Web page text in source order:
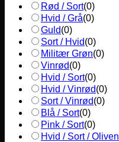
Rød / Sort(0)
Hvid / Grå(0)
Guld(0)
Sort / Hvid(0)
Militær Grøn(0)
Vinrød(0)
Hvid / Sort(0)
Hvid / Vinrød(0)
Sort / Vinrød(0)
Blå / Sort(0)
Pink / Sort(0)
Hvid / Sort / Oliven